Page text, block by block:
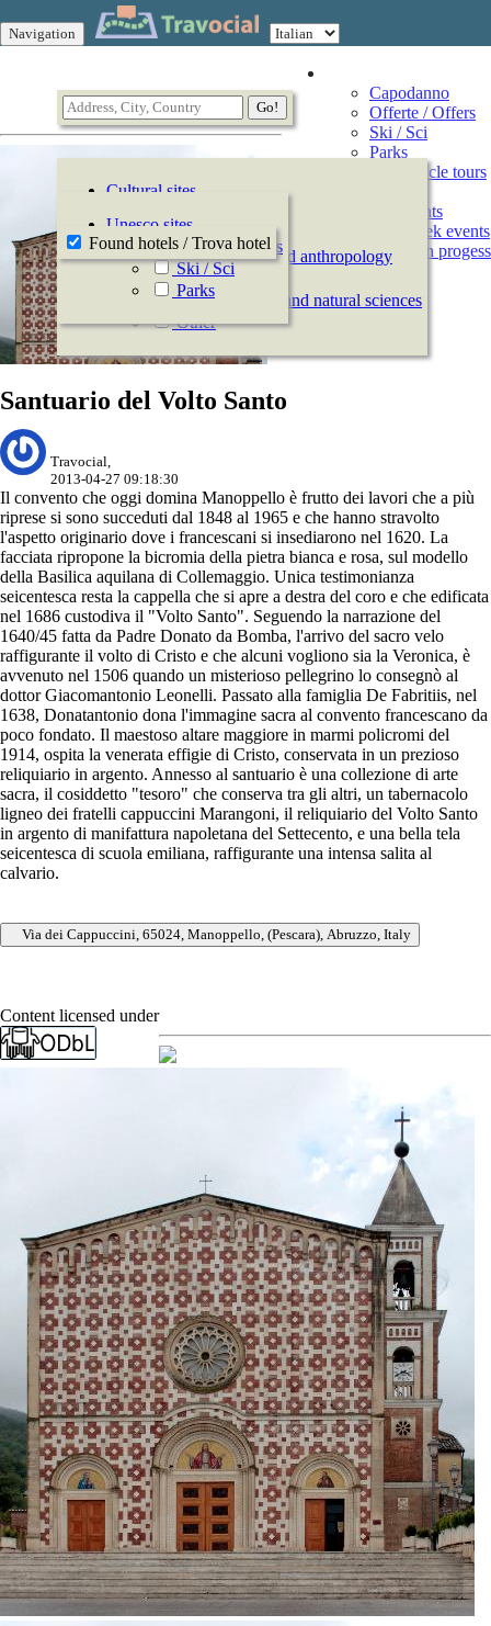
Navigation
Capodanno
Offerte / Offers
Ski / Sci
Parks
Motorcycle tours
All Events
This week events
Events in progess
Santuario del Volto Santo
Travocial,
2013-04-27 09:18:30
Il convento che oggi domina Manoppello è frutto dei lavori che a più
riprese si sono succeduti dal 1848 al 1965 e che hanno stravolto
l'aspetto originario dove i francescani si insediarono nel 1620. La
facciata ripropone la bicromia della pietra bianca e rosa, sul modello
della Basilica aquilana di Collemaggio. Unica testimonianza
seicentesca resta la cappella che si apre a destra del coro e che edificata
nel 1686 custodiva il "Volto Santo". Seguendo la narrazione del
1640/45 fatta da Padre Donato da Bomba, l'arrivo del sacro velo
raffigurante il volto di Cristo e che alcuni vogliono sia la Veronica, è
avvenuto nel 1506 quando un misterioso pellegrino lo consegnò al
dottor Giacomantonio Leonelli. Passato alla famiglia De Fabritiis, nel
1638, Donatantonio dona l'immagine sacra al convento francescano da
poco fondato. Il maestoso altare maggiore in marmi policromi del
1914, ospita la venerata effigie di Cristo, conservata in un prezioso
reliquiario in argento. Annesso al santuario è una collezione di arte
sacra, il cosiddetto "tesoro" che conserva tra gli altri, un tabernacolo
ligneo dei fratelli cappuccini Marangoni, il reliquiario del Volto Santo
in argento di manifattura napoletana del Settecento, e una bella tela
seicentesca di scuola emiliana, raffigurante una intensa salita al
calvario.
Via dei Cappuccini, 65024, Manoppello, (Pescara), Abruzzo, Italy
Content licensed under
Cultural sites
Archeology
Ethnography and anthropology
Arts
Natural history and natural sciences
Other
Unesco sites
Offerte / Offers
Ski / Sci
Parks
Found hotels / Trova hotel